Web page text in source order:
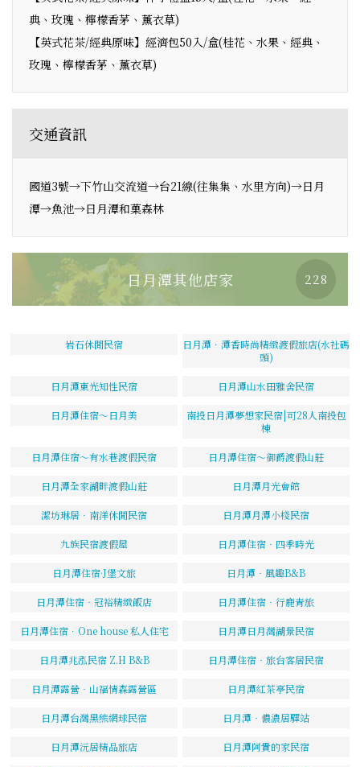
典、玫瑰、檸檬香茅、薰衣草)
【英式花茶/經典原味】經濟包50入/盒(桂花、水果、經典、
玫瑰、檸檬香茅、薰衣草)
交通資訊
國道3號→下竹山交流道→台21線(往集集、水里方向)→日月
潭→魚池→日月潭和菓森林
日月潭其他店家 228
岩石休閒民宿
日月潭．潭香時尚精緻渡假旅店(水社碼
頭)
日月潭東光知性民宿 日月潭山水田雅舍民宿
日月潭住宿～日月美
南投日月潭夢想家民宿|可28人南投包
棟
日月潭住宿～有水巷渡假民宿 日月潭住宿～御爵渡假山莊
日月潭全家湖畔渡假山莊 日月潭月光會館
潔坊琳居．南洋休閒民宿 日月潭月潭小棧民宿
九族民宿渡假屋 日月潭住宿‧四季時光
日月潭住宿·J堡文旅 日月潭‧風趣B&B
日月潭住宿‧冠裕精緻飯店 日月潭住宿‧行鹿青旅
日月潭住宿．One house 私人住宅 日月潭日月灣湖景民宿
日月潭兆泓民宿 Z.H B&B 日月潭住宿‧旅台客居民宿
日月潭露營‧山福情森露營區 日月潭紅茶亭民宿
日月潭台灣黑熊網球民宿 日月潭‧儂濃居驛站
日月潭沅居精品旅店 日月潭阿貴的家民宿